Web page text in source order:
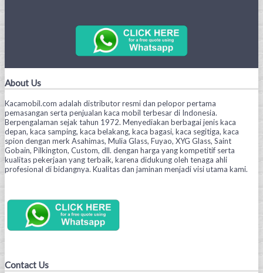
About Us
Kacamobil.com adalah distributor resmi dan pelopor pertama
pemasangan serta penjualan kaca mobil terbesar di Indonesia.
Berpengalaman sejak tahun 1972. Menyediakan berbagai jenis kaca
depan, kaca samping, kaca belakang, kaca bagasi, kaca segitiga, kaca
spion dengan merk Asahimas, Mulia Glass, Fuyao, XYG Glass, Saint
Gobain, Pilkington, Custom, dll. dengan harga yang kompetitif serta
kualitas pekerjaan yang terbaik, karena didukung oleh tenaga ahli
profesional di bidangnya. Kualitas dan jaminan menjadi visi utama kami.
Contact Us